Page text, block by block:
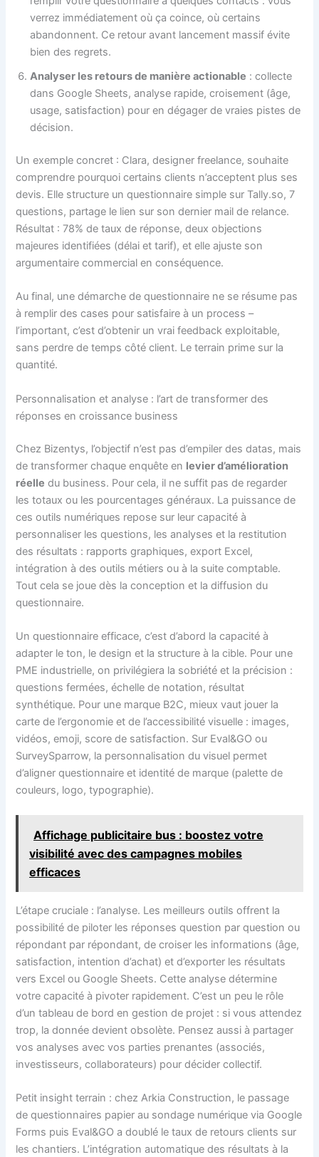
verrez immédiatement où ça coince, où certains
abandonnent. Ce retour avant lancement massif évite
bien des regrets.
Analyser les retours de manière actionable : collecte
dans Google Sheets, analyse rapide, croisement (âge,
usage, satisfaction) pour en dégager de vraies pistes de
décision.
Un exemple concret : Clara, designer freelance, souhaite
comprendre pourquoi certains clients n’acceptent plus ses
devis. Elle structure un questionnaire simple sur Tally.so, 7
questions, partage le lien sur son dernier mail de relance.
Résultat : 78% de taux de réponse, deux objections
majeures identifiées (délai et tarif), et elle ajuste son
argumentaire commercial en conséquence.
Au final, une démarche de questionnaire ne se résume pas
à remplir des cases pour satisfaire à un process –
l’important, c’est d’obtenir un vrai feedback exploitable,
sans perdre de temps côté client. Le terrain prime sur la
quantité.
Personnalisation et analyse : l’art de transformer des
réponses en croissance business
Chez Bizentys, l’objectif n’est pas d’empiler des datas, mais
de transformer chaque enquête en levier d’amélioration
réelle du business. Pour cela, il ne suffit pas de regarder
les totaux ou les pourcentages généraux. La puissance de
ces outils numériques repose sur leur capacité à
personnaliser les questions, les analyses et la restitution
des résultats : rapports graphiques, export Excel,
intégration à des outils métiers ou à la suite comptable.
Tout cela se joue dès la conception et la diffusion du
questionnaire.
Un questionnaire efficace, c’est d’abord la capacité à
adapter le ton, le design et la structure à la cible. Pour une
PME industrielle, on privilégiera la sobriété et la précision :
questions fermées, échelle de notation, résultat
synthétique. Pour une marque B2C, mieux vaut jouer la
carte de l’ergonomie et de l’accessibilité visuelle : images,
vidéos, emoji, score de satisfaction. Sur Eval&GO ou
SurveySparrow, la personnalisation du visuel permet
d’aligner questionnaire et identité de marque (palette de
couleurs, logo, typographie).
Affichage publicitaire bus : boostez votre
visibilité avec des campagnes mobiles
efficaces
L’étape cruciale : l’analyse. Les meilleurs outils offrent la
possibilité de piloter les réponses question par question ou
répondant par répondant, de croiser les informations (âge,
satisfaction, intention d’achat) et d’exporter les résultats
vers Excel ou Google Sheets. Cette analyse détermine
votre capacité à pivoter rapidement. C’est un peu le rôle
d’un tableau de bord en gestion de projet : si vous attendez
trop, la donnée devient obsolète. Pensez aussi à partager
vos analyses avec vos parties prenantes (associés,
investisseurs, collaborateurs) pour décider collectif.
Petit insight terrain : chez Arkia Construction, le passage
de questionnaires papier au sondage numérique via Google
Forms puis Eval&GO a doublé le taux de retours clients sur
les chantiers. L’intégration automatique des résultats à la